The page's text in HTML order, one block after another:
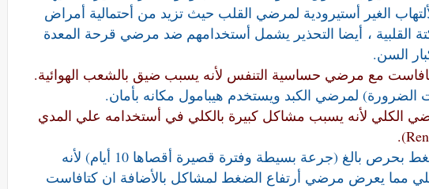
الغير أستيرودية لمرضي القلب حيث تزيد من أحتمالية أمراض
القلبية ، أيضا التحذير يشمل أستخدامهم ضد مرضي قرحة المعدة
السن.
مع مرضي حساسية التنفس لأنه يسبب ضيق بالشعب الهوائية.
الضرورة) لمرضي الكبد ويستخدم هيبامول مكانه بأمان.
الكلي لأنه يسبب مشاكل كبيرة بالكلي في أستخدامه علي المدي
- ينبغي أستعماله لمرضي الضغط بحرص بالغ (جرعة بسيطة وفترة قصيرة أقصاها 10 أيام) لأنه
يعرض مرضي أرتفاع الضغط لمشاكل بالأضافة ان كتافاست